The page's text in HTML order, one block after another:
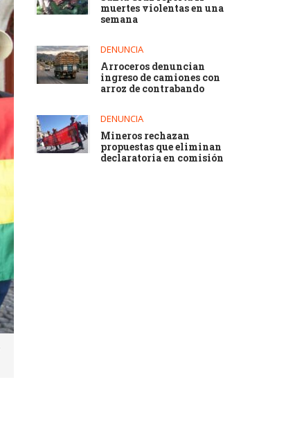
muertes violentas en una
semana
DENUNCIA
Arroceros denuncian
ingreso de camiones con
arroz de contrabando
DENUNCIA
Mineros rechazan
propuestas que eliminan
declaratoria en comisión